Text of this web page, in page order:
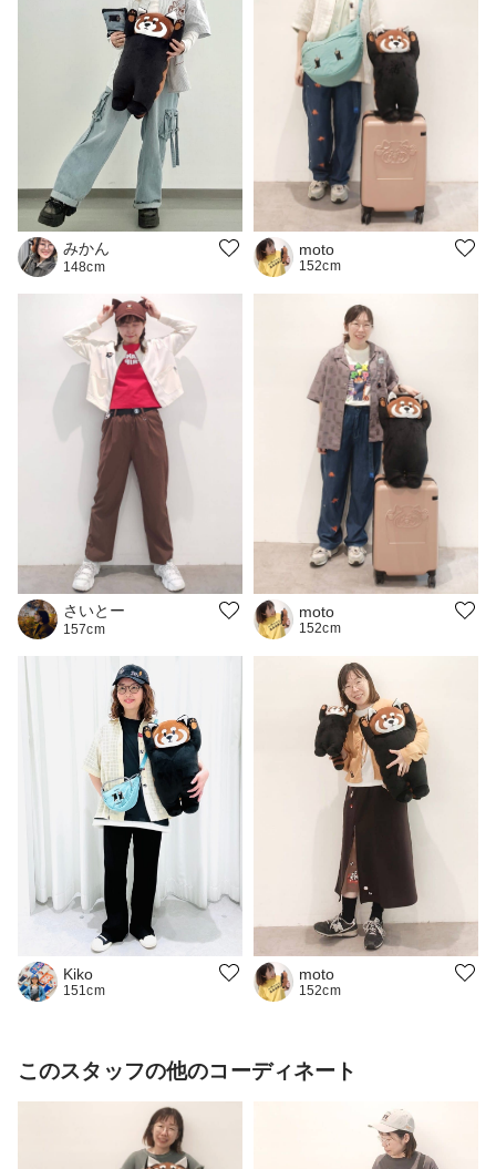
みかん
148cm
moto
152cm
さいとー
157cm
moto
152cm
Kiko
151cm
moto
152cm
このスタッフの他のコーディネート